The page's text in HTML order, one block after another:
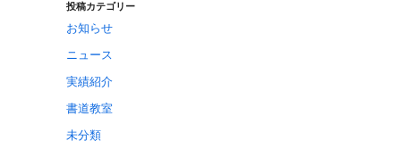
投稿カテゴリー
お知らせ
ニュース
実績紹介
書道教室
未分類